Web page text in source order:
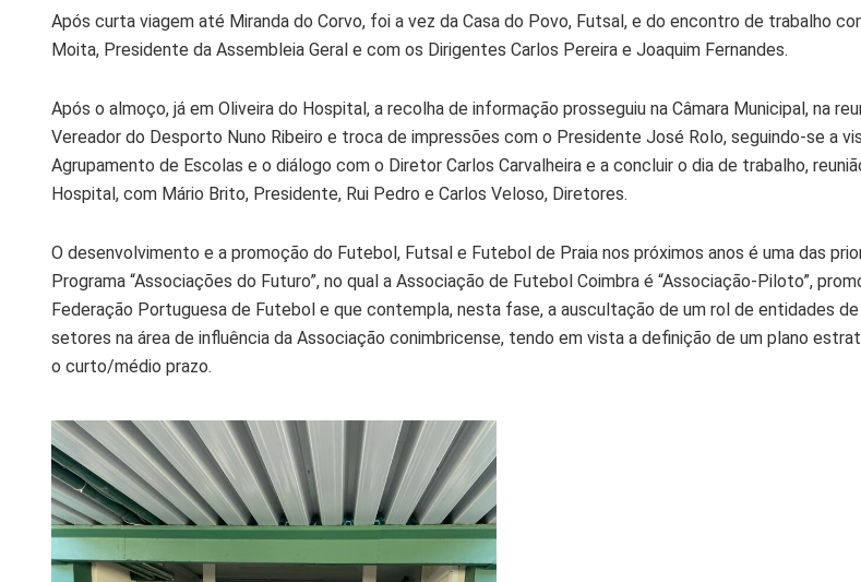
Após curta viagem até Miranda do Corvo, foi a vez da Casa do Povo, Futsal, e do encontro de trabalho
Moita, Presidente da Assembleia Geral e com os Dirigentes Carlos Pereira e Joaquim Fernandes.
Após o almoço, já em Oliveira do Hospital, a recolha de informação prosseguiu na Câmara Municipal, na
Vereador do Desporto Nuno Ribeiro e troca de impressões com o Presidente José Rolo, seguindo-se a
Agrupamento de Escolas e o diálogo com o Diretor Carlos Carvalheira e a concluir o dia de trabalho,
Hospital, com Mário Brito, Presidente, Rui Pedro e Carlos Veloso, Diretores.
O desenvolvimento e a promoção do Futebol, Futsal e Futebol de Praia nos próximos anos é uma das
Programa “Associações do Futuro”, no qual a Associação de Futebol Coimbra é “Associação-Piloto”,
Federação Portuguesa de Futebol e que contempla, nesta fase, a auscultação de um rol de entidades de
setores na área de influência da Associação conimbricense, tendo em vista a definição de um plano
o curto/médio prazo.